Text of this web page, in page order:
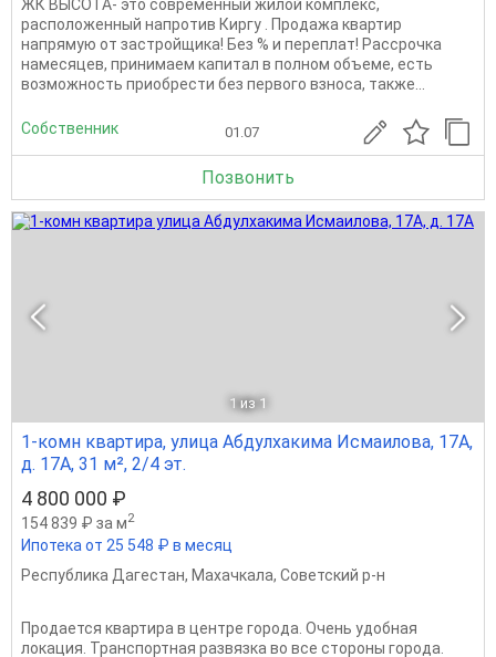
ЖК ВЫСОТА- это современный жилой комплекс,
расположенный напротив Киргу . Продажа квартир
напрямую от застройщика! Без % и переплат! Рассрочка
намесяцев, принимаем капитал в полном объеме, есть
возможность приобрести без первого взноса, также...
Собственник 01.07
Позвонить
1 из 1
1-комн квартира, улица Абдулхакима Исмаилова, 17А,
д. 17А, 31 м², 2/4 эт.
4 800 000 ₽
154 839 ₽ за м2
Ипотека от 25 548 ₽ в месяц
Республика Дагестан, Махачкала, Советский р-н
Продается квартира в центре города. Очень удобная
локация. Транспортная развязка во все стороны города.